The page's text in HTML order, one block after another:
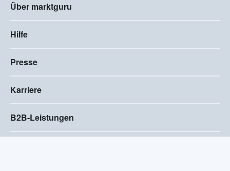
Über marktguru
Hilfe
Presse
Karriere
B2B-Leistungen